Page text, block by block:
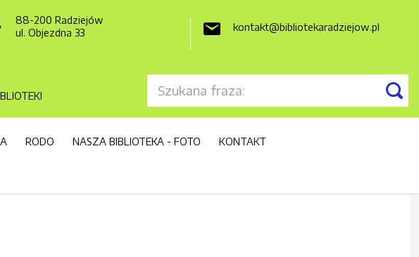
88-200 Radziejów
ul. Objezdna 33
kontakt@bibliotekaradziejow.pl

RODO NASZA BIBLIOTEKA - FOTO KONTAKT